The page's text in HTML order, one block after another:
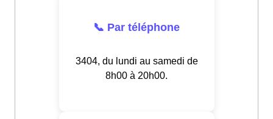
📞 Par téléphone
3404, du lundi au samedi de
8h00 à 20h00.